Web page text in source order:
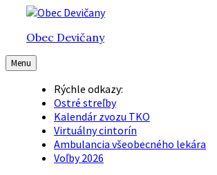
Preskočiť
obsah
Preskočiť
hlavnú
navigáciu
Preskočiť
pätičkuObec Devičany
Menu
Rýchle odkazy:
Ostré streľby
Kalendár zvozu TKO
Virtuálny cintorín
Ambulancia všeobecného lekára
Voľby 2026